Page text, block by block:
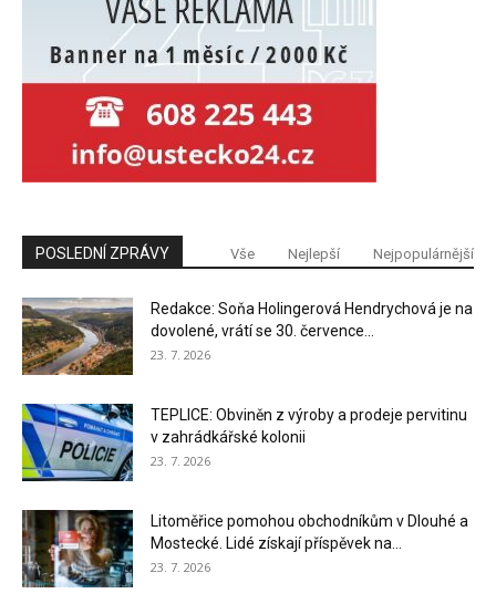
POSLEDNÍ ZPRÁVY Vše Nejlepší Nejpopulárnější
Redakce: Soňa Holingerová Hendrychová je na
dovolené, vrátí se 30. července...
23. 7. 2026
TEPLICE: Obviněn z výroby a prodeje pervitinu
v zahrádkářské kolonii
23. 7. 2026
Litoměřice pomohou obchodníkům v Dlouhé a
Mostecké. Lidé získají příspěvek na...
23. 7. 2026